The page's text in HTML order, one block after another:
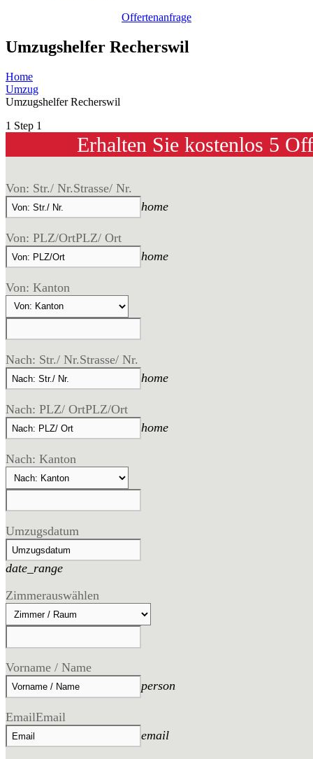
Offertenanfrage
Umzugshelfer Recherswil
Home
Umzug
Umzugshelfer Recherswil
1 Step 1
Erhalten Sie kostenlos 5
Von: Str./ Nr.Strasse/ Nr.
home
Von: PLZ/OrtPLZ/ Ort
home
Von: Kanton
Nach: Str./ Nr.Strasse/ Nr.
home
Nach: PLZ/ OrtPLZ/Ort
home
Nach: Kanton
Umzugsdatum
date_range
Zimmerauswählen
Vorname / Name
person
EmailEmail
email